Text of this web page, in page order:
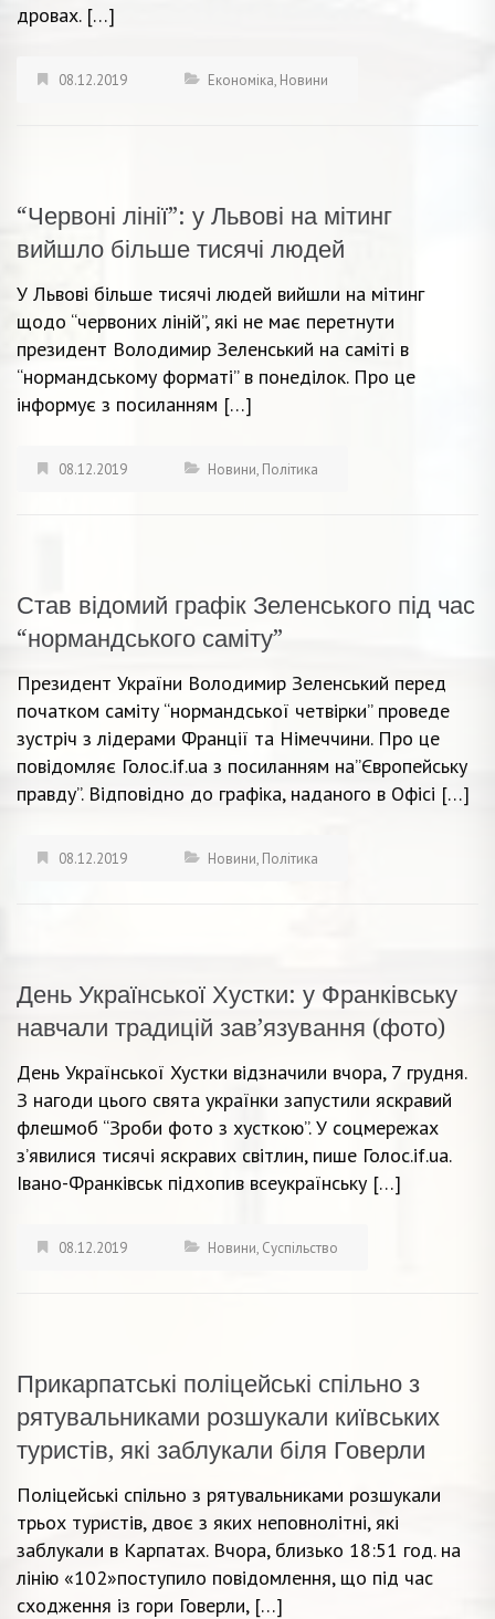
дровах. […]
08.12.2019 Економіка, Новини
“Червоні лінії”: у Львові на мітинг
вийшло більше тисячі людей
У Львові більше тисячі людей вийшли на мітинг
щодо “червоних ліній”, які не має перетнути
президент Володимир Зеленський на саміті в
“нормандському форматі” в понеділок. Про це
інформує з посиланням […]
08.12.2019 Новини, Політика
Став відомий графік Зеленського під час
“нормандського саміту”
Президент України Володимир Зеленський перед
початком саміту “нормандської четвірки” проведе
зустріч з лідерами Франції та Німеччини. Про це
повідомляє Голос.if.ua з посиланням на”Європейську
правду”. Відповідно до графіка, наданого в Офісі […]
08.12.2019 Новини, Політика
День Української Хустки: у Франківську
навчали традицій зав’язування (фото)
День Української Хустки відзначили вчора, 7 грудня.
З нагоди цього свята українки запустили яскравий
флешмоб “Зроби фото з хусткою”. У соцмережах
з’явилися тисячі яскравих світлин, пише Голос.if.ua.
Івано-Франківськ підхопив всеукраїнську […]
08.12.2019 Новини, Суспільство
Прикарпатські поліцейські спільно з
рятувальниками розшукали київських
туристів, які заблукали біля Говерли
Поліцейські спільно з рятувальниками розшукали
трьох туристів, двоє з яких неповнолітні, які
заблукали в Карпатах. Вчора, близько 18:51 год. на
лінію «102»поступило повідомлення, що під час
сходження із гори Говерли, […]